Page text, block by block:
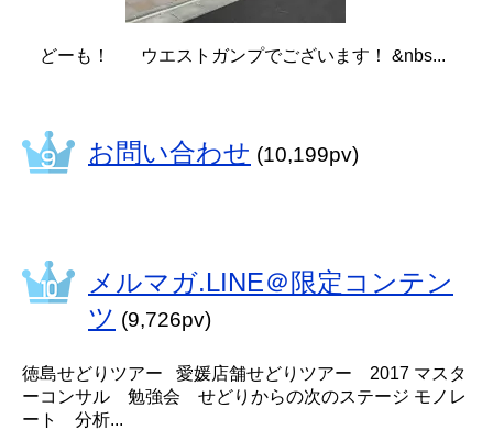
どーも！ ウエストガンプでございます！ &nbs...
お問い合わせ (10,199pv)
メルマガ.LINE＠限定コンテン
ツ (9,726pv)
徳島せどりツアー 愛媛店舗せどりツアー 2017 マスタ
ーコンサル 勉強会 せどりからの次のステージ モノレ
ート 分析...